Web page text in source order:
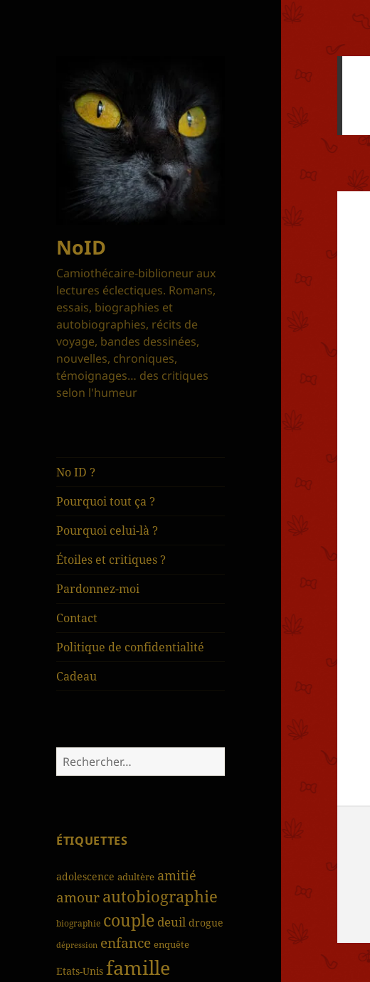
NoID
Camiothécaire-biblioneur aux
lectures éclectiques. Romans,
essais, biographies et
autobiographies, récits de
voyage, bandes dessinées,
nouvelles, chroniques,
témoignages… des critiques
selon l'humeur
No ID ?
Pourquoi tout ça ?
Pourquoi celui-là ?
Étoiles et critiques ?
Pardonnez-moi
Contact
Politique de confidentialité
Cadeau
Rechercher :
ÉTIQUETTES
adolescence adultère amitié
amourautobiographie
biographie couple deuil drogue
dépression enfance enquête
Etats-Unis famille